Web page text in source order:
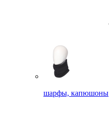
шарфы, капюшоны